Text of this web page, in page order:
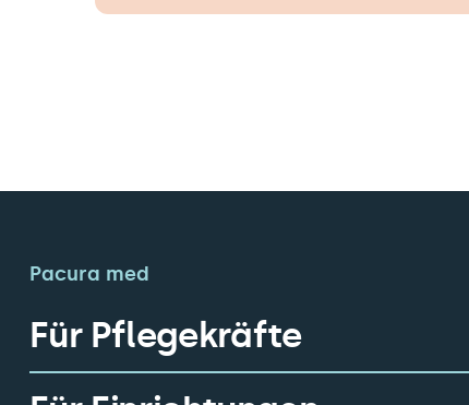
Pacura med
Für Pflegekräfte